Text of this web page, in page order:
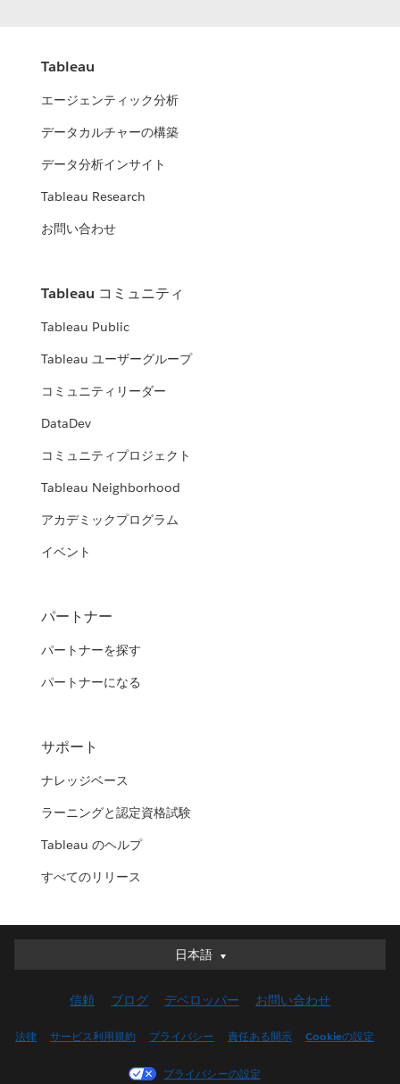
Tableau
エージェンティック分析
データカルチャーの構築
データ分析インサイト
Tableau Research
お問い合わせ
Tableau コミュニティ
Tableau Public
Tableau ユーザーグループ
コミュニティリーダー
DataDev
コミュニティプロジェクト
Tableau Neighborhood
アカデミックプログラム
イベント
パートナー
パートナーを探す
パートナーになる
サポート
ナレッジベース
ラーニングと認定資格試験
Tableau のヘルプ
すべてのリリース
日本語
日本語
English (UK)
Français (Canada)
信頼 ブログ デベロッパー お問い合わせ
法律 サービス利用規約 プライバシー 責任ある開示 Cookieの設定
プライバシーの設定